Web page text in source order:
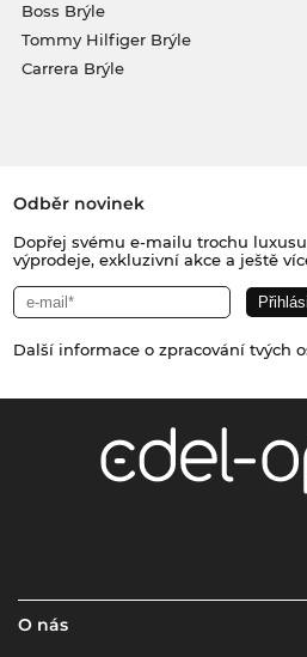
Boss Brýle
Tommy Hilfiger Brýle
Carrera Brýle
Odběr novinek
Dopřej svému e-mailu trochu
výprodeje, exkluzivní akce a ještě
Další informace o zpracování tvých
O nás